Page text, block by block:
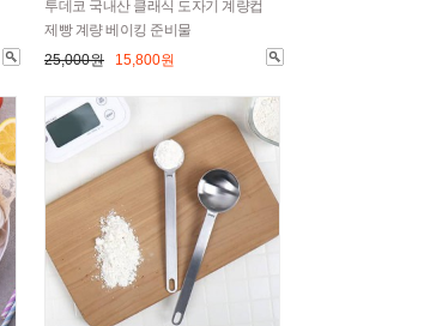
투데코 국내산 클래식 도자기 계량컵
제빵 계량 베이킹 준비물
25,000원 15,800원